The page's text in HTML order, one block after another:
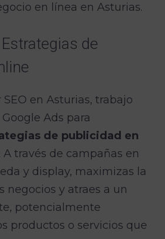
en línea en Asturias.
de
en Asturias, trabajo
Ads para
de publicidad en
. A través de campañas en
y display, maximizas la
negocios y atraes a un
potencialmente
productos o servicios que